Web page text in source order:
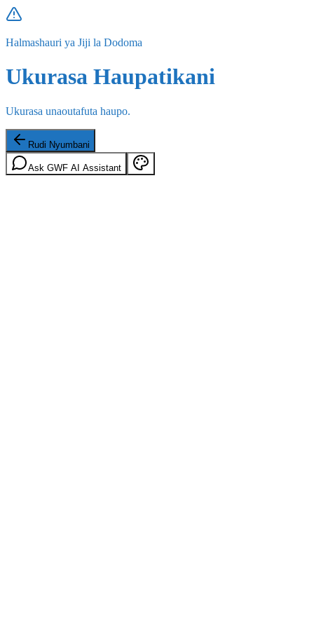
Halmashauri ya Jiji la Dodoma
Ukurasa Haupatikani
Ukurasa unaoutafuta haupo.
Rudi Nyumbani
Ask GWF AI Assistant